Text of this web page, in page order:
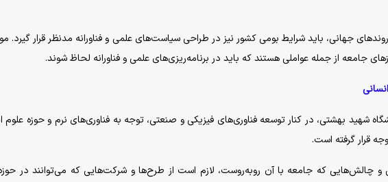
جهانی، باید شرایط بومی کشور نیز در طراحی سیاست‌های علمی و فناورانه مدنظر قرار گیرد.
جامعه از جمله عواملی هستند که باید در برنامه‌ریزی‌های علمی و فناورانه لحاظ شوند.
شهید بهشتی، در کنار توسعه فناوری‌های فیزیکی و صنعتی، توجه به فناوری‌های نرم و حوزه علوم
قرار گرفته است.
و چالش‌هایی که جامعه با آن روبه‌روست، لازم است از طرح‌ها و شرکت‌هایی که می‌توانند در